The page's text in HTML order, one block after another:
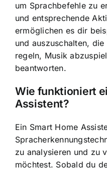
um Sprachbefehle zu
und entsprechende
ermöglichen es dir
und auszuschalten,
regeln, Musik
beantworten.
Wie funktioniert
Assistent?
Ein Smart Home
zu analysieren und zu
möchtest. Sobald du